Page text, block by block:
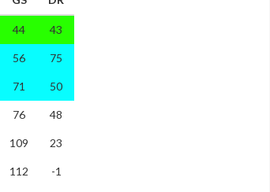
44 43
56 75
71 50
76 48
109 23
112 -1